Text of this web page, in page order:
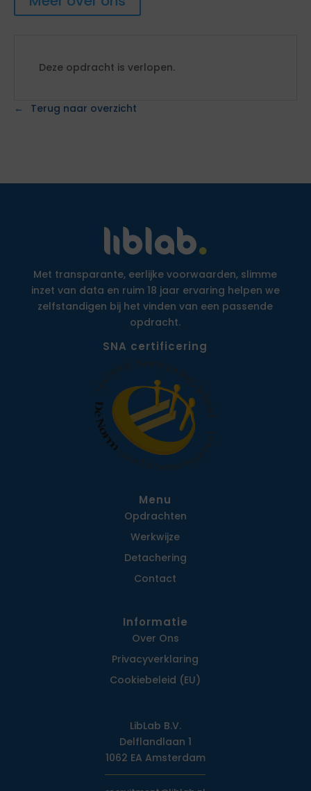
Deze opdracht is verlopen.
Terug naar overzicht
Met transparante, eerlijke voorwaarden, slimme
inzet van data en ruim 18 jaar ervaring helpen we
zelfstandigen bij het vinden van een passende
opdracht.
SNA certificering
Menu
Opdrachten
Werkwijze
Detachering
Contact
Informatie
Over Ons
Privacy­verklaring
Cookiebeleid (EU)
LibLab B.V.
Delflandlaan 1
1062 EA Amsterdam